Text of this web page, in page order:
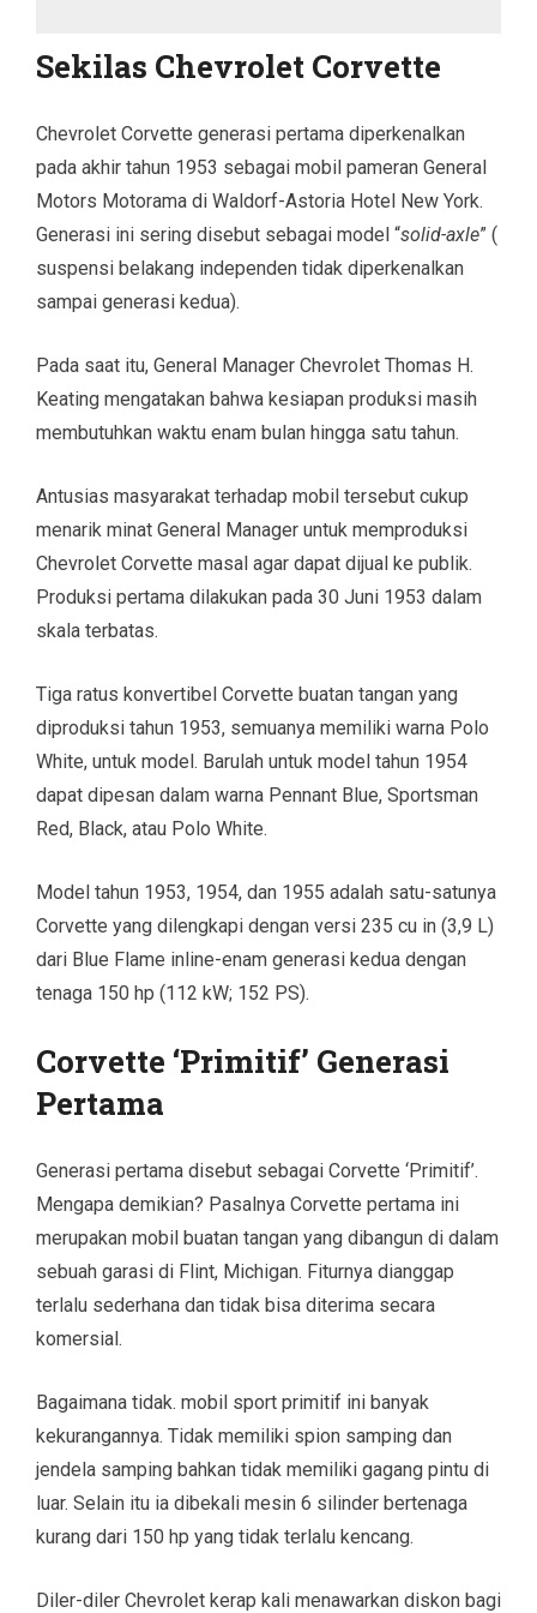
Sekilas Chevrolet Corvette
Chevrolet Corvette generasi pertama diperkenalkan
pada akhir tahun 1953 sebagai mobil pameran General
Motors Motorama di Waldorf-Astoria Hotel New York.
Generasi ini sering disebut sebagai model “solid-axle” (
suspensi belakang independen tidak diperkenalkan
sampai generasi kedua).
Pada saat itu, General Manager Chevrolet Thomas H.
Keating mengatakan bahwa kesiapan produksi masih
membutuhkan waktu enam bulan hingga satu tahun.
Antusias masyarakat terhadap mobil tersebut cukup
menarik minat General Manager untuk memproduksi
Chevrolet Corvette masal agar dapat dijual ke publik.
Produksi pertama dilakukan pada 30 Juni 1953 dalam
skala terbatas.
Tiga ratus konvertibel Corvette buatan tangan yang
diproduksi tahun 1953, semuanya memiliki warna Polo
White, untuk model. Barulah untuk model tahun 1954
dapat dipesan dalam warna Pennant Blue, Sportsman
Red, Black, atau Polo White.
Model tahun 1953, 1954, dan 1955 adalah satu-satunya
Corvette yang dilengkapi dengan versi 235 cu in (3,9 L)
dari Blue Flame inline-enam generasi kedua dengan
tenaga 150 hp (112 kW; 152 PS).
Corvette ‘Primitif’ Generasi
Pertama
Generasi pertama disebut sebagai Corvette ‘Primitif’.
Mengapa demikian? Pasalnya Corvette pertama ini
merupakan mobil buatan tangan yang dibangun di dalam
sebuah garasi di Flint, Michigan. Fiturnya dianggap
terlalu sederhana dan tidak bisa diterima secara
komersial.
Bagaimana tidak. mobil sport primitif ini banyak
kekurangannya. Tidak memiliki spion samping dan
jendela samping bahkan tidak memiliki gagang pintu di
luar. Selain itu ia dibekali mesin 6 silinder bertenaga
kurang dari 150 hp yang tidak terlalu kencang.
Diler-diler Chevrolet kerap kali menawarkan diskon bagi